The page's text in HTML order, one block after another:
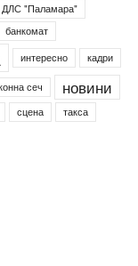
ДЛС "Паламара"
банкомат
интересно кадри
сеч новини
сцена такса